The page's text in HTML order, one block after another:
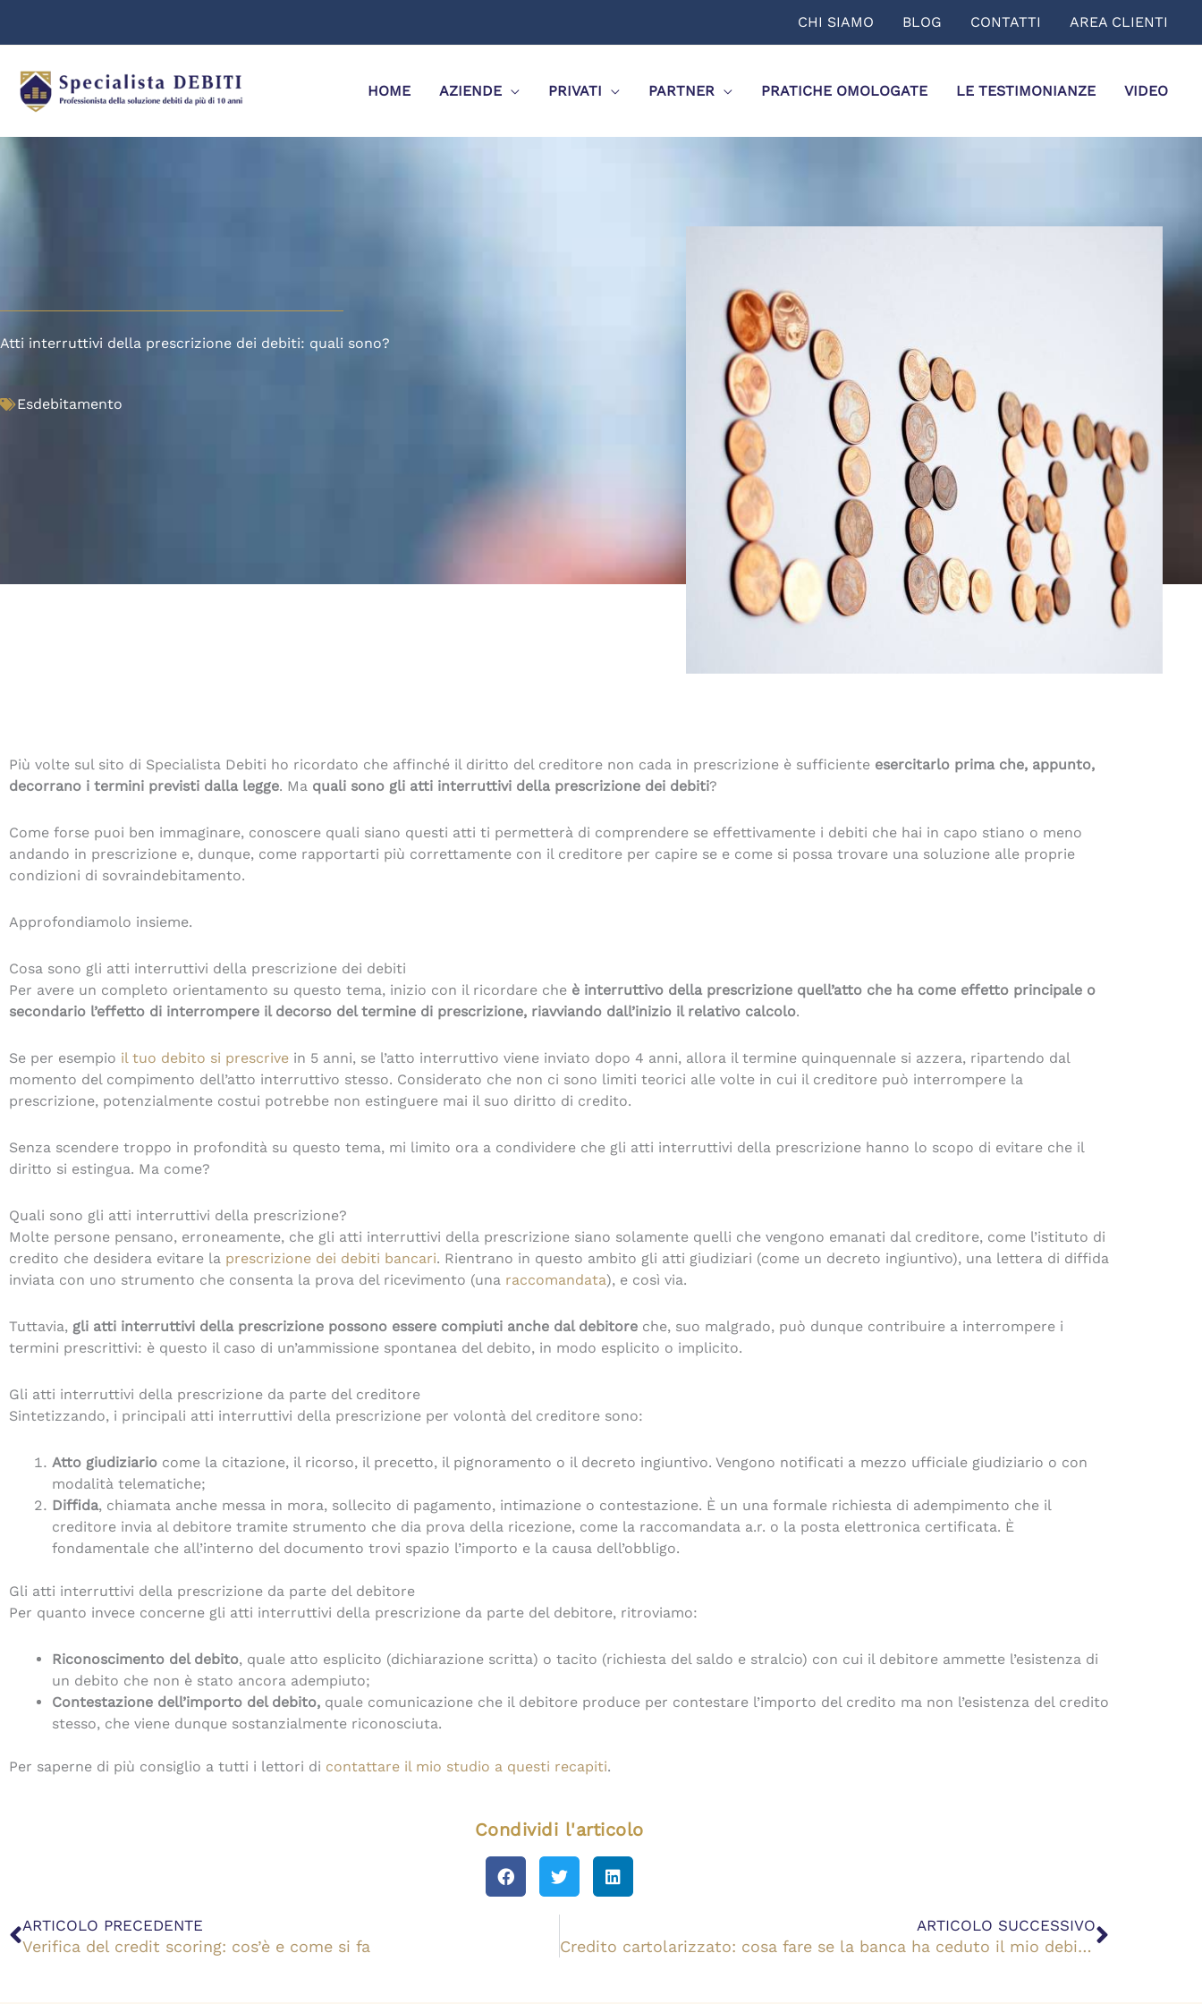
CHI SIAMO BLOG CONTATTI AREA CLIENTI
HOME AZIENDE PRIVATI PARTNER PRATICHE OMOLOGATE LE TESTIMONIANZE VIDEO
Atti interruttivi della prescrizione dei debiti: quali sono?
Esdebitamento
Più volte sul sito di Specialista Debiti ho ricordato che affinché il diritto del creditore non cada in prescrizione è sufficiente esercitarlo prima che, appunto,
decorrano i termini previsti dalla legge. Ma quali sono gli atti interruttivi della prescrizione dei debiti?
Come forse puoi ben immaginare, conoscere quali siano questi atti ti permetterà di comprendere se effettivamente i debiti che hai in capo stiano o meno
andando in prescrizione e, dunque, come rapportarti più correttamente con il creditore per capire se e come si possa trovare una soluzione alle proprie
condizioni di sovraindebitamento.
Approfondiamolo insieme.
Cosa sono gli atti interruttivi della prescrizione dei debiti
Per avere un completo orientamento su questo tema, inizio con il ricordare che è interruttivo della prescrizione quell’atto che ha come effetto principale o
secondario l’effetto di interrompere il decorso del termine di prescrizione, riavviando dall’inizio il relativo calcolo.
Se per esempio il tuo debito si prescrive in 5 anni, se l’atto interruttivo viene inviato dopo 4 anni, allora il termine quinquennale si azzera, ripartendo dal
momento del compimento dell’atto interruttivo stesso. Considerato che non ci sono limiti teorici alle volte in cui il creditore può interrompere la
prescrizione, potenzialmente costui potrebbe non estinguere mai il suo diritto di credito.
Senza scendere troppo in profondità su questo tema, mi limito ora a condividere che gli atti interruttivi della prescrizione hanno lo scopo di evitare che il
diritto si estingua. Ma come?
Quali sono gli atti interruttivi della prescrizione?
Molte persone pensano, erroneamente, che gli atti interruttivi della prescrizione siano solamente quelli che vengono emanati dal creditore, come l’istituto di
credito che desidera evitare la prescrizione dei debiti bancari. Rientrano in questo ambito gli atti giudiziari (come un decreto ingiuntivo), una lettera di diffida
inviata con uno strumento che consenta la prova del ricevimento (una raccomandata), e così via.
Tuttavia, gli atti interruttivi della prescrizione possono essere compiuti anche dal debitore che, suo malgrado, può dunque contribuire a interrompere i
termini prescrittivi: è questo il caso di un’ammissione spontanea del debito, in modo esplicito o implicito.
Gli atti interruttivi della prescrizione da parte del creditore
Sintetizzando, i principali atti interruttivi della prescrizione per volontà del creditore sono:
Atto giudiziario come la citazione, il ricorso, il precetto, il pignoramento o il decreto ingiuntivo. Vengono notificati a mezzo ufficiale giudiziario o con
modalità telematiche;
Diffida, chiamata anche messa in mora, sollecito di pagamento, intimazione o contestazione. È un una formale richiesta di adempimento che il
creditore invia al debitore tramite strumento che dia prova della ricezione, come la raccomandata a.r. o la posta elettronica certificata. È
fondamentale che all’interno del documento trovi spazio l’importo e la causa dell’obbligo.
Gli atti interruttivi della prescrizione da parte del debitore
Per quanto invece concerne gli atti interruttivi della prescrizione da parte del debitore, ritroviamo:
Riconoscimento del debito, quale atto esplicito (dichiarazione scritta) o tacito (richiesta del saldo e stralcio) con cui il debitore ammette l’esistenza di
un debito che non è stato ancora adempiuto;
Contestazione dell’importo del debito, quale comunicazione che il debitore produce per contestare l’importo del credito ma non l’esistenza del credito
stesso, che viene dunque sostanzialmente riconosciuta.
Per saperne di più consiglio a tutti i lettori di contattare il mio studio a questi recapiti.
Condividi l'articolo
Precedente
ARTICOLO PRECEDENTE
Verifica del credit scoring: cos’è e come si fa
ARTICOLO SUCCESSIVO
Credito cartolarizzato: cosa fare se la banca ha ceduto il mio debito?